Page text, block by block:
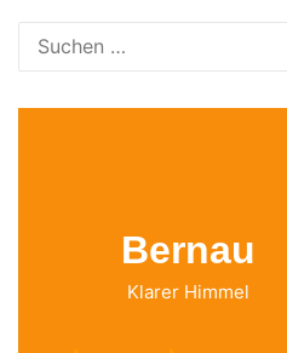
Bernau
Klarer Himmel